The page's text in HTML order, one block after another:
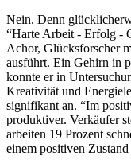
Nein. Denn
“Harte Arbeit - Erfolg -
Achor, Glücksforscher
ausführt. Ein Gehirn in
konnte er in
Kreativität und
signifikant an. “Im
produktiver. Verkäufer
arbeiten 19 Prozent
einem positiven